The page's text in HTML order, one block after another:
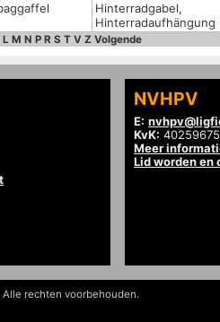
Hinterradgabel,
Hinterradaufhängung
L M N P R S T V Z Volgende
NVHPV
E:
KvK: 40259675
Meer
Lid worden en
rechten voorbehouden.